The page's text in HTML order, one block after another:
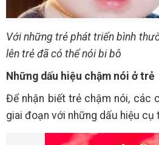
Với những trẻ phát triển bình
lên trẻ đã có thể nói bi bô
Những dấu hiệu chậm nói ở trẻ
Để nhận biết trẻ chậm nói, các
giai đoạn với những dấu hiệu cụ